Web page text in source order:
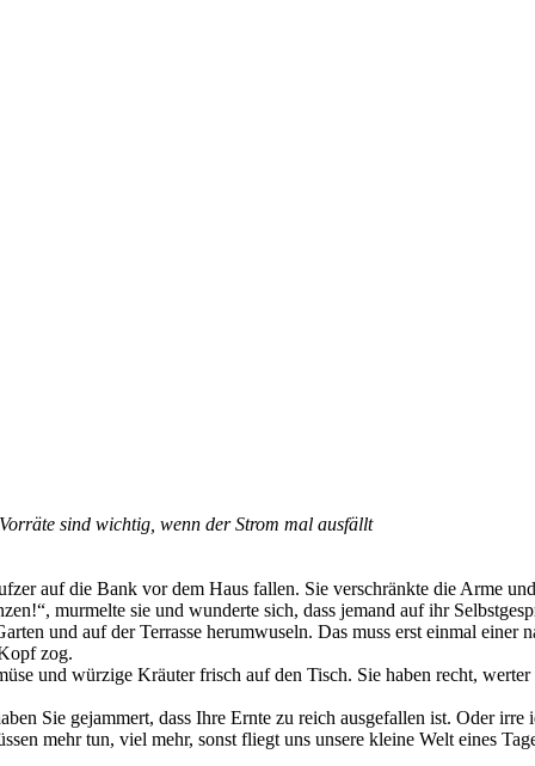
sind wichtig, wenn der Strom mal ausfällt
auf die Bank vor dem Haus fallen. Sie verschränkte die Arme
murmelte sie und wunderte sich, dass jemand auf ihr
und auf der Terrasse herumwuseln. Das muss erst einmal einer
zog.
und würzige Kräuter frisch auf den Tisch. Sie haben recht,
Sie gejammert, dass Ihre Ernte zu reich ausgefallen ist. Oder irre
mehr tun, viel mehr, sonst fliegt uns unsere kleine Welt eines